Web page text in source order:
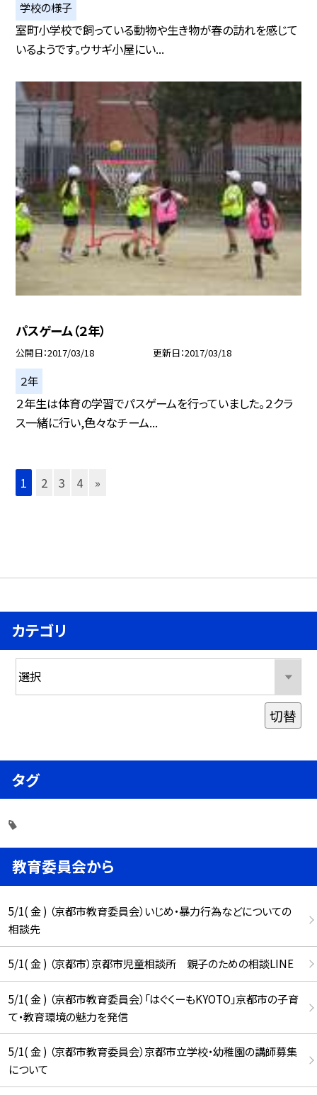
学校の様子
室町小学校で飼っている動物や生き物が春の訪れを感じて
いるようです。ウサギ小屋にい...
パスゲーム（２年）
公開日 2017/03/18 更新日 2017/03/18
２年
２年生は体育の学習でパスゲームを行っていました。２クラ
ス一緒に行い,色々なチーム...
1 2 3 4 »
カテゴリ
切替
タグ
教育委員会から
5/1( 金 ) （京都市教育委員会）いじめ・暴力行為などについての
相談先
5/1( 金 ) （京都市）京都市児童相談所 親子のための相談LINE
5/1( 金 ) （京都市教育委員会）「はぐくーもKYOTO」京都市の子育
て・教育環境の魅力を発信
5/1( 金 ) （京都市教育委員会）京都市立学校・幼稚園の講師募集
について